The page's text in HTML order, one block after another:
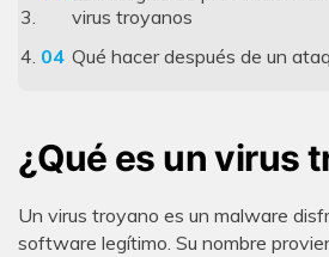
virus troyanos
Qué hacer después de un
¿Qué es un virus
Un virus troyano es un malware
software legítimo. Su nombre